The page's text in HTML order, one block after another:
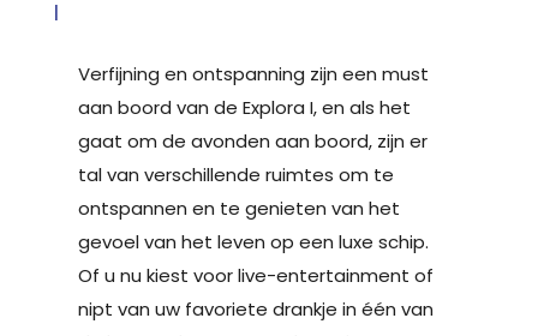
I
Verfijning en ontspanning zijn een must
aan boord van de Explora I, en als het
gaat om de avonden aan boord, zijn er
tal van verschillende ruimtes om te
ontspannen en te genieten van het
gevoel van het leven op een luxe schip.
Of u nu kiest voor live-entertainment of
nipt van uw favoriete drankje in één van